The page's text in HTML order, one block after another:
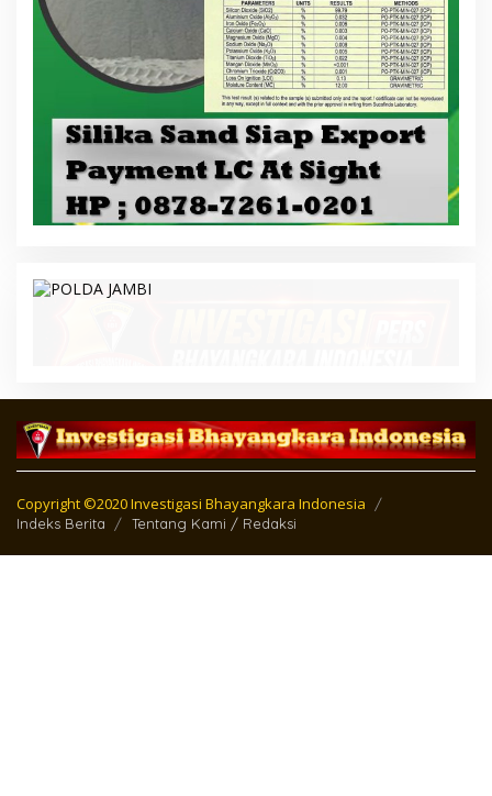
Copyright ©2020 Investigasi Bhayangkara Indonesia
Indeks Berita Tentang Kami / Redaksi